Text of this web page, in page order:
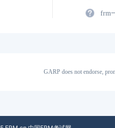
frm
GARP does not endorse,